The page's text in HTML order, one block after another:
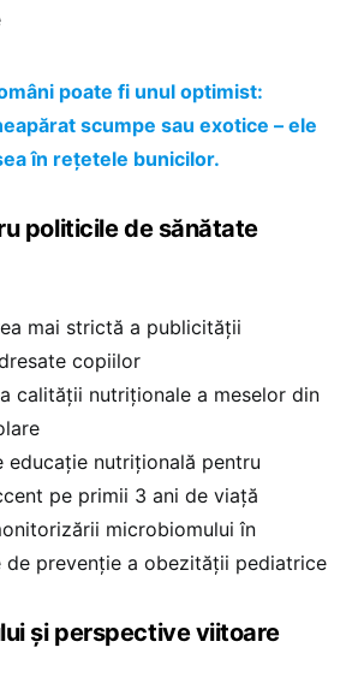
poate fi unul optimist:
scumpe sau exotice – ele
în rețetele bunicilor.
politicile de sănătate
mai strictă a publicității
copiilor
calității nutriționale a meselor din
educație nutrițională pentru
pe primii 3 ani de viață
microbiomului în
de prevenție a obezității pediatrice
și perspective viitoare